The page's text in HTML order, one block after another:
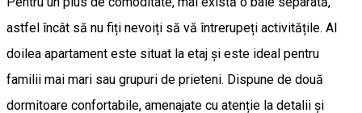
astfel încât să nu fiți nevoiți să vă întrerupeți activitățile. Al
doilea apartament este situat la etaj și este ideal pentru
familii mai mari sau grupuri de prieteni. Dispune de două
dormitoare confortabile, amenajate cu atenție la detalii și